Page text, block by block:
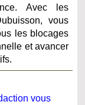
Avec les
vous
les blocages
et avancer
vous